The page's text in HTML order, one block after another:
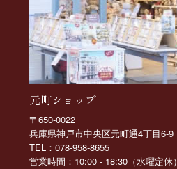
元町ショップ
〒650-0022
兵庫県神戸市中央区元町通4丁目6-9
TEL：078-958-8655
営業時間：10:00 - 18:30（水曜定休）